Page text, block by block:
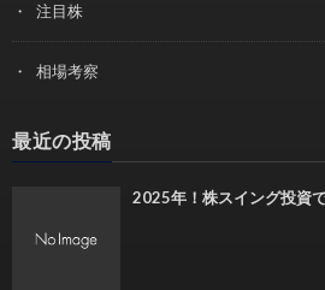
注目株
相場考察
最近の投稿
2025年！株スイング投資